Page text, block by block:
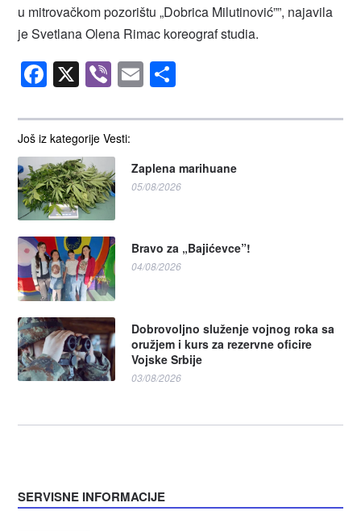
Još iz kategorije Vesti:
Zaplena marihuane
05/08/2026
Bravo za „Bajićevce”!
04/08/2026
Dobrovoljno služenje vojnog roka sa
oružjem i kurs za rezervne oficire
Vojske Srbije
03/08/2026
u mitrovačkom pozorištu „Dobrica Milutinović””, najavila
je Svetlana Olena Rimac koreograf studia.
Facebook
X Viber
Email
SERVISNE INFORMACIJE